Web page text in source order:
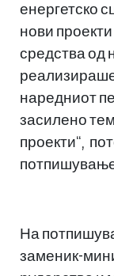
енергетско
нови
средства од
наредниот
засилено
проекти“,
На
заменик-